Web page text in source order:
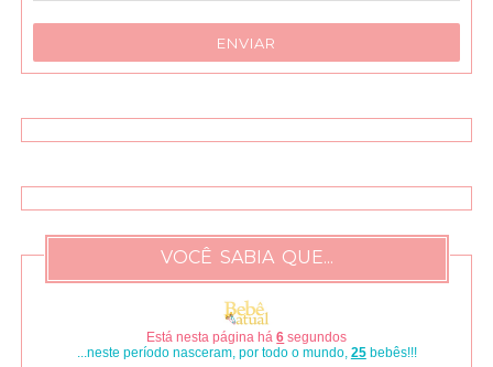
VOCÊ SABIA QUE...
Está nesta página há7 segundos
...neste período nasceram, por todo o mundo, 29bebês!!!